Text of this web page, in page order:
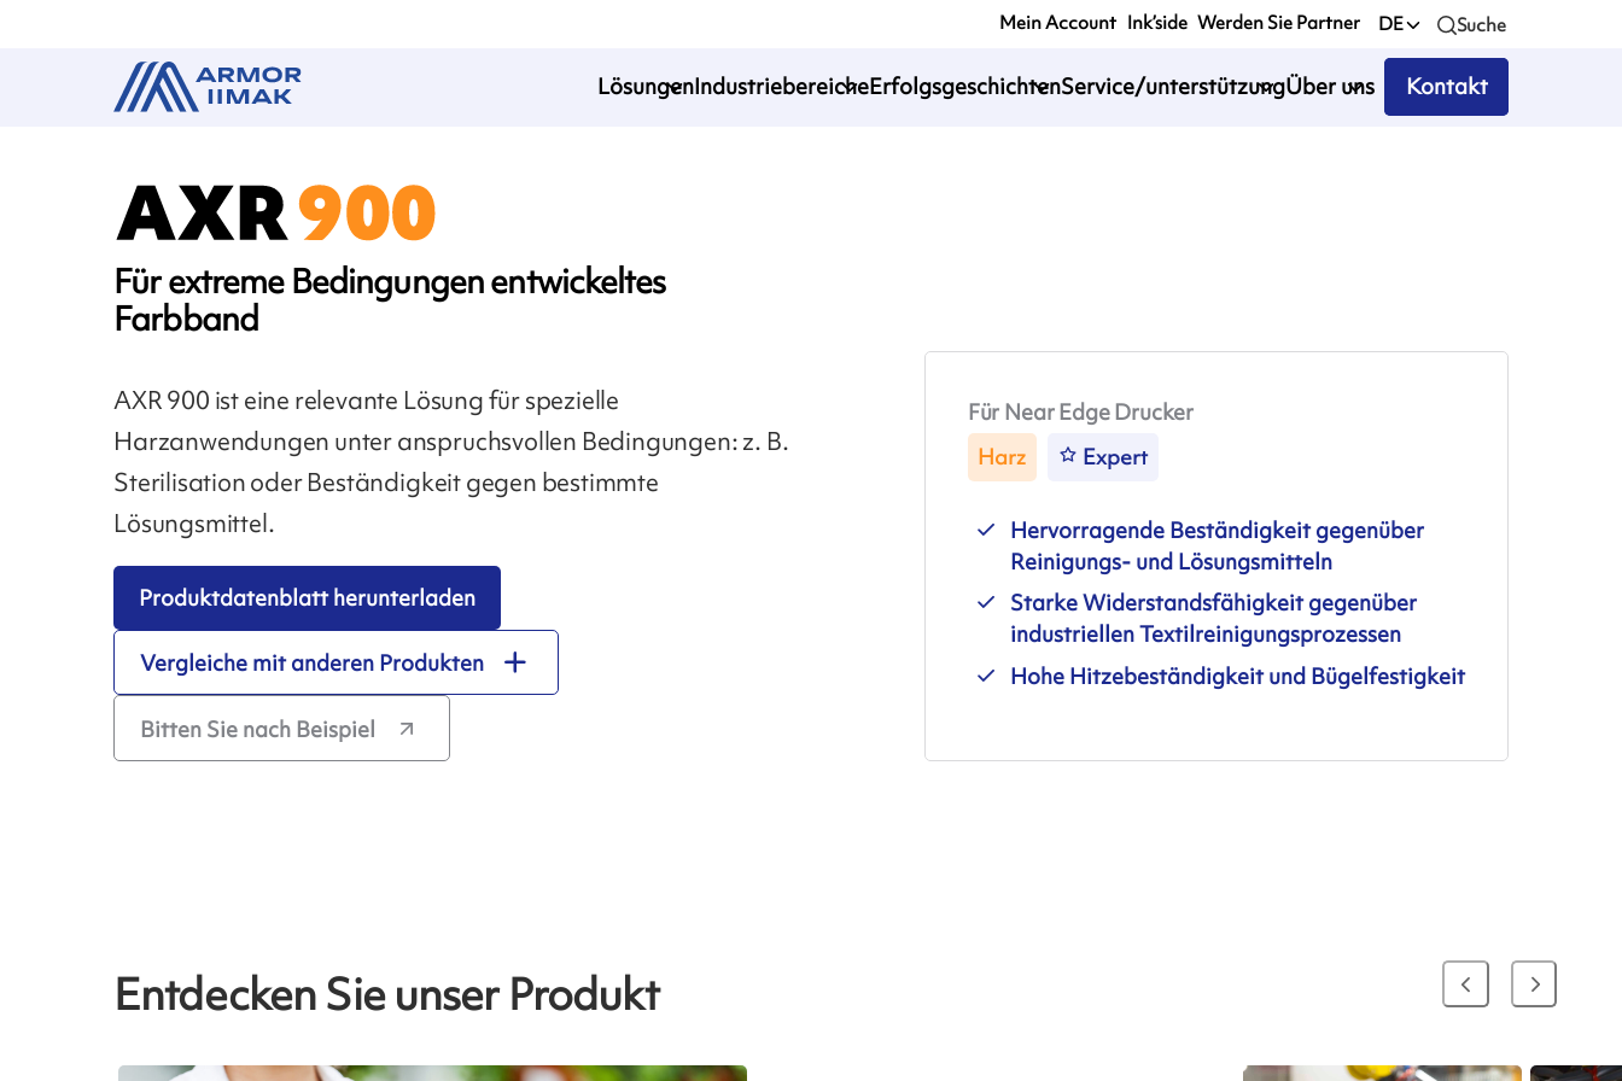
Mein Account Ink’side Werden Sie Partner DE Suche
LösungenIndustriebereicheErfolgsgeschichtenService/unterstützungÜber uns Kontakt
Für extreme Bedingungen entwickeltes
Farbband
AXR 900 ist eine relevante Lösung für spezielle
Harzanwendungen unter anspruchsvollen Bedingungen: z. B.
Sterilisation oder Beständigkeit gegen bestimmte
Lösungsmittel.
Produktdatenblatt herunterladen
Vergleiche mit anderen Produkten
Bitten Sie nach Beispiel
Für Near Edge Drucker
Harz Expert
Hervorragende Beständigkeit gegenüber
Reinigungs- und Lösungsmitteln
Starke Widerstandsfähigkeit gegenüber
industriellen Textilreinigungsprozessen
Hohe Hitzebeständigkeit und Bügelfestigkeit
Entdecken Sie unser Produkt